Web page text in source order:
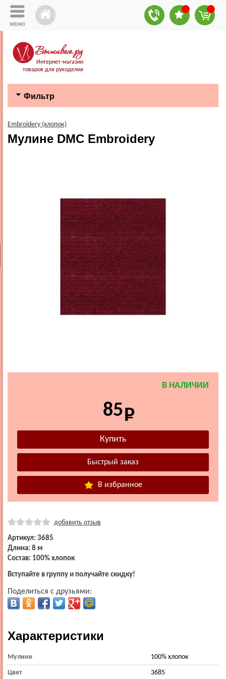
Интернет-магазин
товаров для рукоделия
Фильтр
Embroidery (хлопок)
Мулине DMC Embroidery
В НАЛИЧИИ
85
В избранное
добавить отзыв
Артикул: 3685
Длина: 8 м
Состав: 100% хлопок
Вступайте в группу и получайте скидку!
Поделиться с друзьями:
Характеристики
Мулине 100% хлопок
Цвет 3685